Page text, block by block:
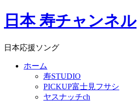
Skip
to日本 寿チャンネル
日本応援ソング
ホーム
寿STUDIO
PICKUP富士見フサシ
ヤスナッチch